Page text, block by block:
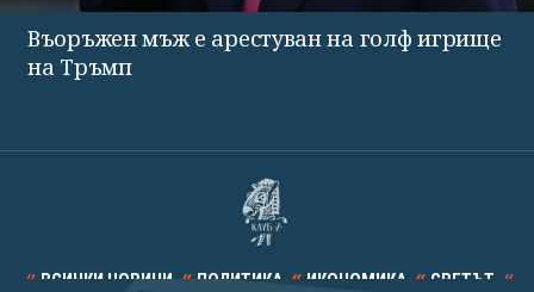
Въоръжен мъж е арестуван на голф игрище
на Тръмп
ВСИЧКИ НОВИНИ ПОЛИТИКА ИКОНОМИКА СВЕТЪТ